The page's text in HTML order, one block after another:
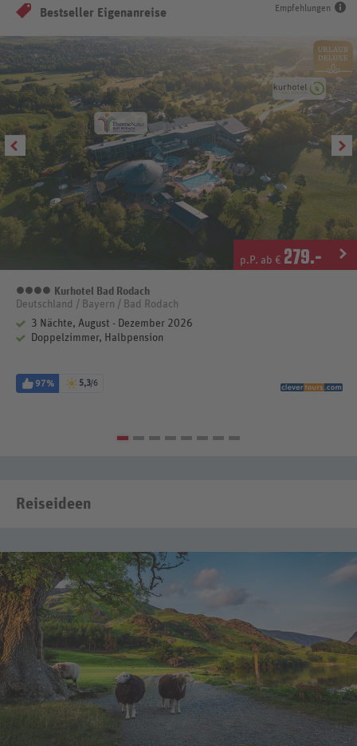
Empfehlungen
Bestseller Eigenanreise
p.P. ab € 279.-
4 Sterne
Kurhotel Bad Rodach
Deutschland / Bayern / Bad Rodach
3 Nächte, August - Dezember 2026
Doppelzimmer, Halbpension
97% 5,3/6
Reiseideen